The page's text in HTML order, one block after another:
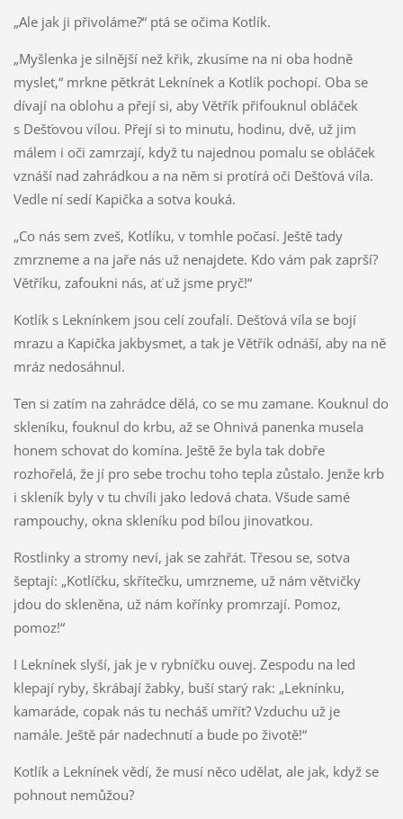
„Ale jak ji přivoláme?“ ptá se očima Kotlík.
„Myšlenka je silnější než křik, zkusíme na ni oba hodně
myslet,“ mrkne pětkrát Leknínek a Kotlík pochopí. Oba se
dívají na oblohu a přejí si, aby Větřík přifouknul obláček
s Dešťovou vílou. Přejí si to minutu, hodinu, dvě, už jim
málem i oči zamrzají, když tu najednou pomalu se obláček
vznáší nad zahrádkou a na něm si protírá oči Dešťová víla.
Vedle ní sedí Kapička a sotva kouká.
„Co nás sem zveš, Kotlíku, v tomhle počasí. Ještě tady
zmrzneme a na jaře nás už nenajdete. Kdo vám pak zaprší?
Větříku, zafoukni nás, ať už jsme pryč!“
Kotlík s Leknínkem jsou celí zoufalí. Dešťová víla se bojí
mrazu a Kapička jakbysmet, a tak je Větřík odnáší, aby na ně
mráz nedosáhnul.
Ten si zatím na zahrádce dělá, co se mu zamane. Kouknul do
skleníku, fouknul do krbu, až se Ohnivá panenka musela
honem schovat do komína. Ještě že byla tak dobře
rozhořelá, že jí pro sebe trochu toho tepla zůstalo. Jenže krb
i skleník byly v tu chvíli jako ledová chata. Všude samé
rampouchy, okna skleníku pod bílou jinovatkou.
Rostlinky a stromy neví, jak se zahřát. Třesou se, sotva
šeptají: „Kotlíčku, skřítečku, umrzneme, už nám větvičky
jdou do skleněna, už nám kořínky promrzají. Pomoz,
pomoz!“
I Leknínek slyší, jak je v rybníčku ouvej. Zespodu na led
klepají ryby, škrábají žabky, buší starý rak: „Leknínku,
kamaráde, copak nás tu necháš umřít? Vzduchu už je
namále. Ještě pár nadechnutí a bude po životě!“
Kotlík a Leknínek vědí, že musí něco udělat, ale jak, když se
pohnout nemůžou?